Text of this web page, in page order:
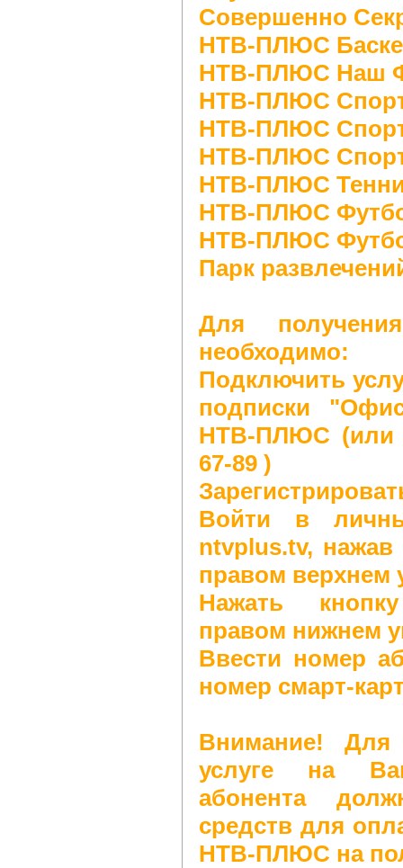
Совершенно
НТВ-ПЛЮС
НТВ-ПЛЮС Наш
НТВ-ПЛЮС
НТВ-ПЛЮС
НТВ-ПЛЮС
НТВ-ПЛЮС
НТВ-ПЛЮС
НТВ-ПЛЮС
Парк
Для
необходимо:
Подключить
подписки
НТВ-ПЛЮС (или
67-89 )
Войти в
ntvplus.tv,
правом верхнем
Нажать
правом нижнем
Ввести номер
номер смарт-
Внимание! Для
услуге на
абонента
средств для
НТВ-ПЛЮС на